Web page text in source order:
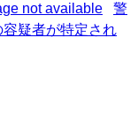
警
疑者が特定され